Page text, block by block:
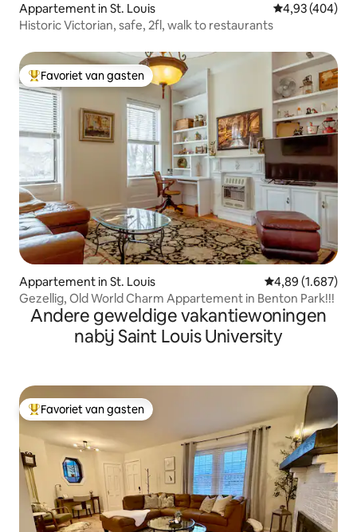
Appartement in St. Louis Gemiddelde
4,93 (404)
Historic Victorian, safe, 2fl, walk to restaurants
Topfavoriet van gasten
Favoriet van gasten
Appartement in St. Louis Gemiddelde
4,89 (1.687)
Gezellig, Old World Charm Appartement in Benton Park!!!
Andere geweldige vakantiewoningen
nabij Saint Louis University
Topfavoriet van gasten
Favoriet van gasten